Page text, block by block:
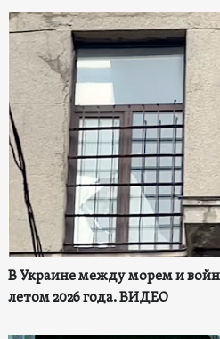
В Украине между морем и
летом 2026 года. ВИДЕО